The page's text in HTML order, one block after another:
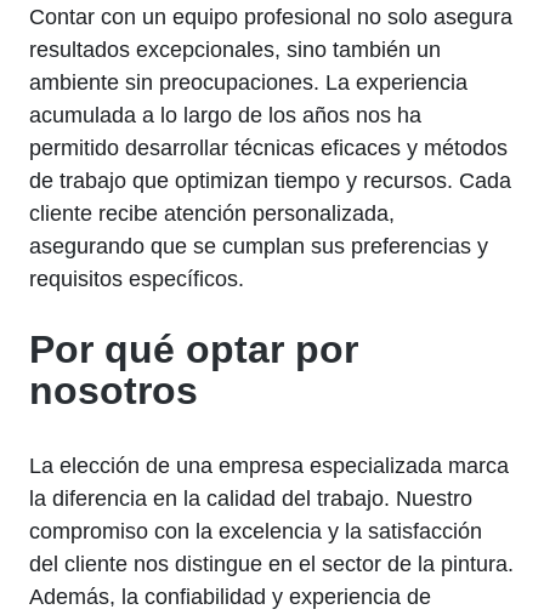
Contar con un equipo profesional no solo asegura
resultados excepcionales, sino también un
ambiente sin preocupaciones. La experiencia
acumulada a lo largo de los años nos ha
permitido desarrollar técnicas eficaces y métodos
de trabajo que optimizan tiempo y recursos. Cada
cliente recibe atención personalizada,
asegurando que se cumplan sus preferencias y
requisitos específicos.
Por qué optar por
nosotros
La elección de una empresa especializada marca
la diferencia en la calidad del trabajo. Nuestro
compromiso con la excelencia y la satisfacción
del cliente nos distingue en el sector de la pintura.
Además, la confiabilidad y experiencia de